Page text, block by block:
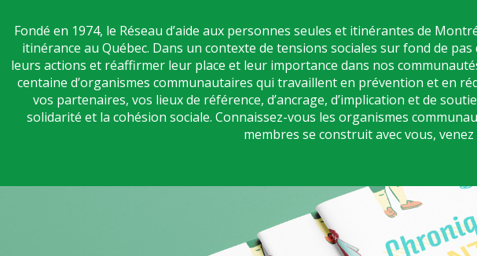
Fondé en 1974, le Réseau d’aide aux personnes seules et itinérantes de
itinérance au Québec. Dans un contexte de tensions sociales sur fond de
leurs actions et réaffirmer leur place et leur importance dans nos
centaine d’organismes communautaires qui travaillent en prévention et en
vos partenaires, vos lieux de référence, d’ancrage, d’implication et de
solidarité et la cohésion sociale. Connaissez-vous les organismes
membres se construit avec vous,